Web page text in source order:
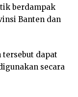
berdampak
Banten dan
tersebut dapat
secara